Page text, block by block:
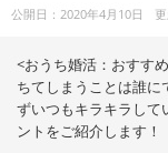
公開日：2020年4月10日
<おうち婚活：おすす
ちてしまうことは誰
ずいつもキラキラして
ントをご紹介します！